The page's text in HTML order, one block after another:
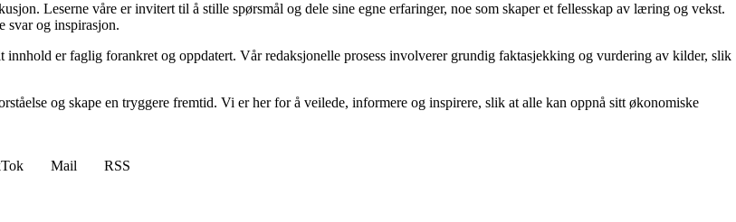
Leserne våre er invitert til å stille spørsmål og dele sine egne erfaringer, noe som skaper et fellesskap av læring og vekst.
svar og inspirasjon.
er faglig forankret og oppdatert. Vår redaksjonelle prosess involverer grundig faktasjekking og vurdering av kilder, slik
og skape en tryggere fremtid. Vi er her for å veilede, informere og inspirere, slik at alle kan oppnå sitt økonomiske
Mail
RSS